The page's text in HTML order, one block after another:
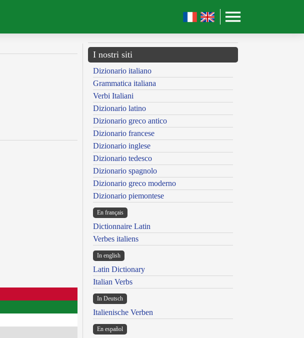
I nostri siti
Dizionario italiano
Grammatica italiana
Verbi Italiani
Dizionario latino
Dizionario greco antico
Dizionario francese
Dizionario inglese
Dizionario tedesco
Dizionario spagnolo
Dizionario greco moderno
Dizionario piemontese
En français
Dictionnaire Latin
Verbes italiens
In english
Latin Dictionary
Italian Verbs
In Deutsch
Italienische Verben
En español